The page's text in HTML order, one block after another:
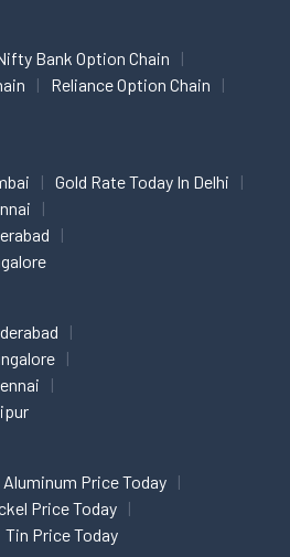
Bank Option Chain
Reliance Option Chain
Gold Rate Today In Delhi
Aluminum Price Today
Price Today
Tin Price Today